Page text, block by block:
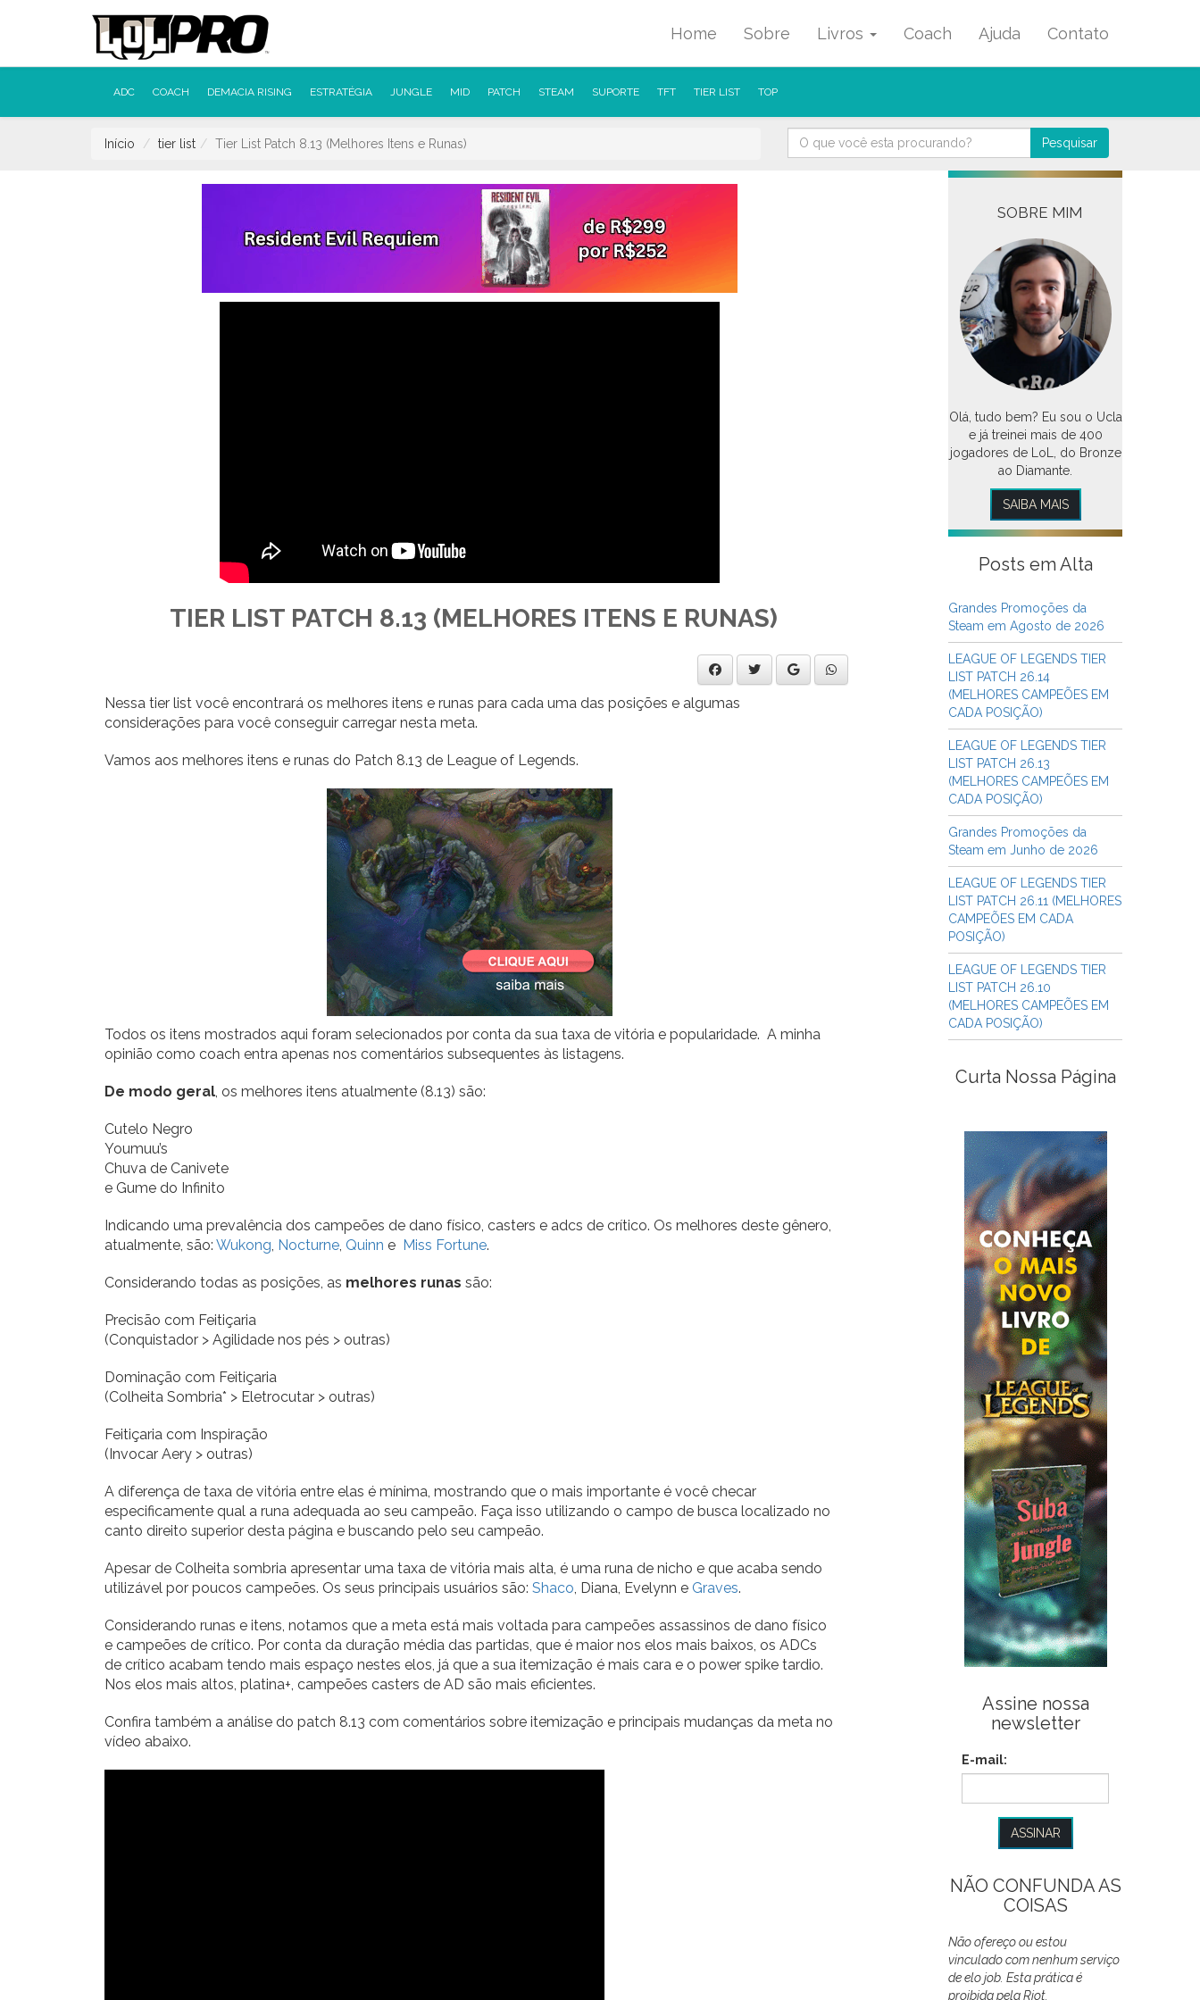
Home Sobre Livros Coach Ajuda Contato
ADC COACH DEMACIA RISING ESTRATÉGIA JUNGLE MID PATCH STEAM SUPORTE TFT TIER LIST TOP
Início tier list Tier List Patch 8.13 (Melhores Itens e Runas) Pesquisar
TIER LIST PATCH 8.13 (MELHORES ITENS E RUNAS)
Nessa tier list você encontrará os melhores itens e runas para cada uma das posições e algumas
considerações para você conseguir carregar nesta meta.
Vamos aos melhores itens e runas do Patch 8.13 de League of Legends.
Todos os itens mostrados aqui foram selecionados por conta da sua taxa de vitória e popularidade. A minha
opinião como coach entra apenas nos comentários subsequentes às listagens.
De modo geral, os melhores itens atualmente (8.13) são:
Cutelo Negro
Youmuu’s
Chuva de Canivete
e Gume do Infinito
Indicando uma prevalência dos campeões de dano físico, casters e adcs de crítico. Os melhores deste gênero,
atualmente, são: Wukong, Nocturne, Quinn e Miss Fortune.
Considerando todas as posições, as melhores runas são:
Precisão com Feitiçaria
(Conquistador > Agilidade nos pés > outras)
Dominação com Feitiçaria
(Colheita Sombria* > Eletrocutar > outras)
Feitiçaria com Inspiração
(Invocar Aery > outras)
A diferença de taxa de vitória entre elas é mínima, mostrando que o mais importante é você checar
especificamente qual a runa adequada ao seu campeão. Faça isso utilizando o campo de busca localizado no
canto direito superior desta página e buscando pelo seu campeão.
Apesar de Colheita sombria apresentar uma taxa de vitória mais alta, é uma runa de nicho e que acaba sendo
utilizável por poucos campeões. Os seus principais usuários são: Shaco, Diana, Evelynn e Graves.
Considerando runas e itens, notamos que a meta está mais voltada para campeões assassinos de dano físico
e campeões de crítico. Por conta da duração média das partidas, que é maior nos elos mais baixos, os ADCs
de crítico acabam tendo mais espaço nestes elos, já que a sua itemização é mais cara e o power spike tardio.
Nos elos mais altos, platina+, campeões casters de AD são mais eficientes.
Confira também a análise do patch 8.13 com comentários sobre itemização e principais mudanças da meta no
vídeo abaixo.
SOBRE MIM
Olá, tudo bem? Eu sou o Ucla
e já treinei mais de 400
jogadores de LoL, do Bronze
ao Diamante.
SAIBA MAIS
Posts em Alta
Grandes Promoções da
Steam em Agosto de 2026
LEAGUE OF LEGENDS TIER
LIST PATCH 26.14
(MELHORES CAMPEÕES EM
CADA POSIÇÃO)
LEAGUE OF LEGENDS TIER
LIST PATCH 26.13
(MELHORES CAMPEÕES EM
CADA POSIÇÃO)
Grandes Promoções da
Steam em Junho de 2026
LEAGUE OF LEGENDS TIER
LIST PATCH 26.11 (MELHORES
CAMPEÕES EM CADA
POSIÇÃO)
LEAGUE OF LEGENDS TIER
LIST PATCH 26.10
(MELHORES CAMPEÕES EM
CADA POSIÇÃO)
Curta Nossa Página
Assine nossa
newsletter
E-mail:
NÃO CONFUNDA AS
COISAS
Não ofereço ou estou
vinculado com nenhum serviço
de elo job. Esta prática é
proibida pela Riot.